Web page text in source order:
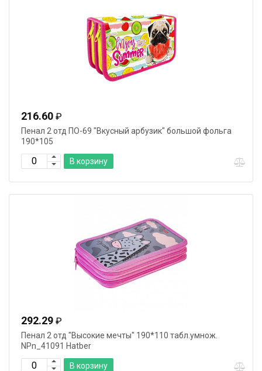
216.60 ₽
Пенал 2 отд ПО-69 "Вкусный арбузик" большой фольга
190*105
В корзину
292.29 ₽
Пенал 2 отд "Высокие мечты" 190*110 табл.умнож.
NPn_41091 Hatber
В корзину